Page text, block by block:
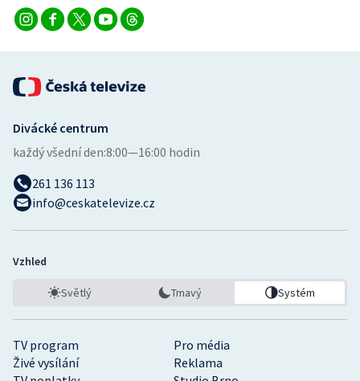
Stolní tenis
Vodní slalom
Volejbal
TV program
Pro média
Živé vysílání
Reklama
Divácké centrum
každý všední den:8:00—16:00 hodin
261 136 113
info@ceskatelevize.cz
Vzhled
Světlý Tmavý Systém